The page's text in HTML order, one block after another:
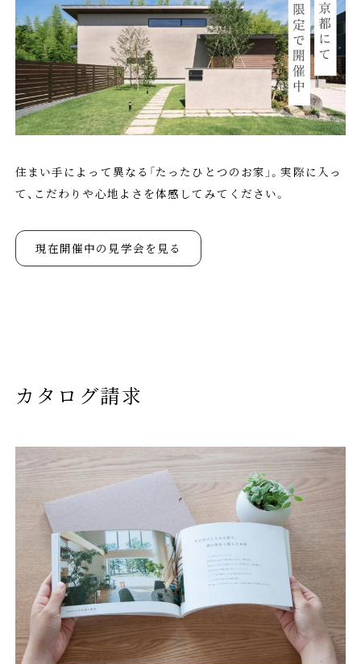
住まい手によって異なる「たったひとつのお家」。実際に入っ
て、こだわりや心地よさを体感してみてください。
現在開催中の見学会を見る
カタログ請求